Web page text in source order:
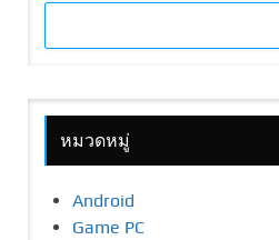
หมวดหมู่
Android
Game PC